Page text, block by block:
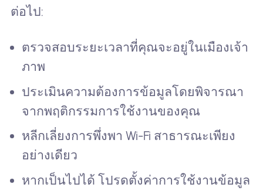
ต่อไป:
ตรวจสอบระยะเวลาที่คุณจะอยู่ในเมืองเจ้า
ภาพ
ประเมินความต้องการข้อมูลโดยพิจารณา
จากพฤติกรรมการใช้งานของคุณ
หลีกเลี่ยงการพึ่งพา Wi-Fi สาธารณะเพียง
อย่างเดียว
หากเป็นไปได้ โปรดตั้งค่าการใช้งานข้อมูล